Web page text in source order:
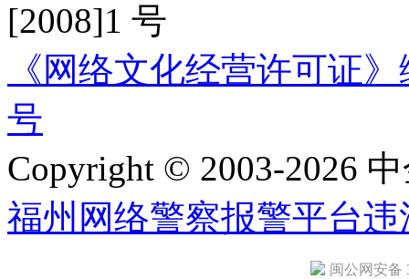
[2008]1 号
《网络文化经营许可证
号
Copyright © 2003-2026
福州网络警察报警平台违
闽公网安备